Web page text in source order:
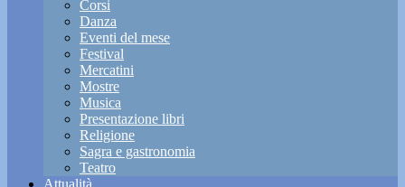
Corsi
Danza
Eventi del mese
Festival
Mercatini
Mostre
Musica
Presentazione libri
Religione
Sagra e gastronomia
Teatro
Attualità